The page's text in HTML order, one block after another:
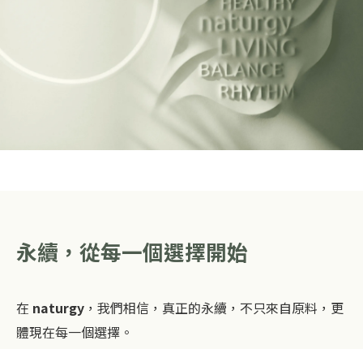
永續，從每一個選擇開始
在 naturgy ，我們相信，真正的永續，不只來自原料，更
體現在每一個選擇。